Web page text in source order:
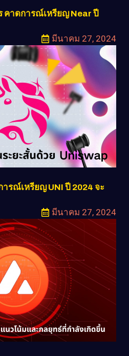
คาดการณ์เหรียญ Near ปี
มีนาคม 27, 2024
รณ์เหรียญ UNI ปี 2024 จะ
มีนาคม 27, 2024